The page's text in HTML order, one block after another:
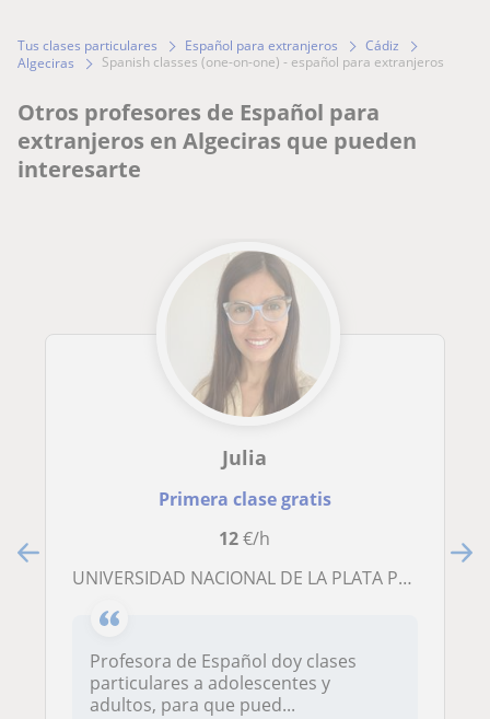
Tus clases particulares Español para extranjeros
Cádiz
Algeciras
spanish classes (one-on-one) - español para extranjeros
Otros profesores de Español para
extranjeros en Algeciras que pueden
interesarte
Julia
Primera clase gratis
12€/h
UNIVERSIDAD NACIONAL DE LA PLATA Profesorado, FORMULA GROUPS, INSTITUTO ACADÉMICO Gramática y or
Profesora de Español doy clases
particulares a adolescentes y
adultos, para que pued...